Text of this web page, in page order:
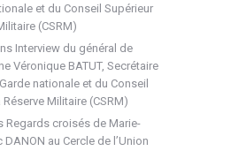
et du Conseil Supérieur
(CSRM)
Interview du général de
Véronique BATUT, Secrétaire
nationale et du Conseil
Militaire (CSRM)
Regards croisés de Marie-
DANON au Cercle de l’Union